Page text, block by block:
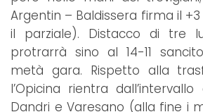
Argentin – Baldissera firma il
il parziale). Distacco di tre
protrarrà sino al 14-11
metà gara. Rispetto alla
l’Opicina rientra
Dandri e Varesano (alla fine i